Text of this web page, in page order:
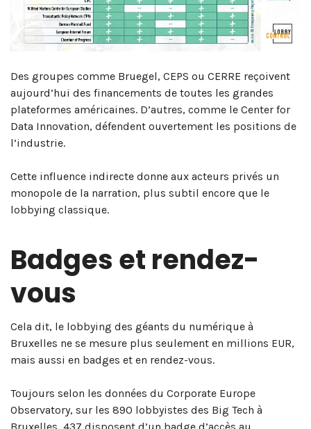
Des groupes comme Bruegel, CEPS ou CERRE reçoivent
aujourd’hui des financements de toutes les grandes
plateformes américaines. D’autres, comme le Center for
Data Innovation, défendent ouvertement les positions de
l’industrie.
Cette influence indirecte donne aux acteurs privés un
monopole de la narration, plus subtil encore que le
lobbying classique.
Badges et rendez-
vous
Cela dit, le lobbying des géants du numérique à
Bruxelles ne se mesure plus seulement en millions EUR,
mais aussi en badges et en rendez-vous.
Toujours selon les données du Corporate Europe
Observatory, sur les 890 lobbyistes des Big Tech à